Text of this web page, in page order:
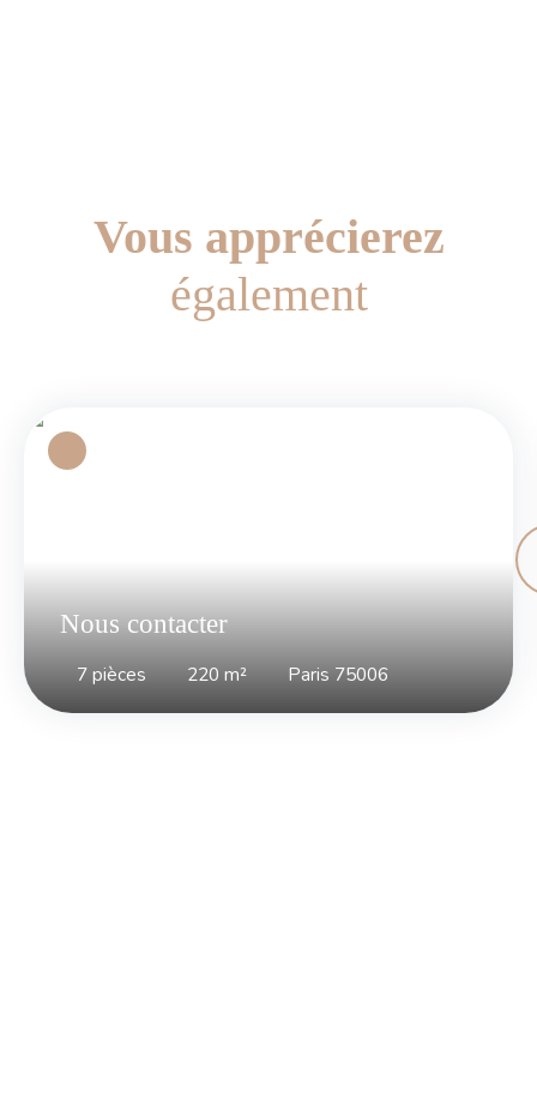
Vous apprécierez
également
Nous contacter
7pièces 220 m² Paris 75006